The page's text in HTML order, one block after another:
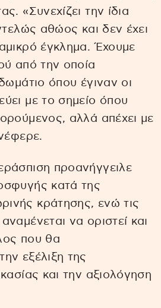
«Συνεχίζει την ίδια
αθώος και δεν έχει
έγκλημα. Έχουμε
από την οποία
όπου έγιναν οι
με το σημείο όπου
αλλά απέχει με
προανήγγειλε
κατά της
κράτησης, ενώ τις
να οριστεί και
που θα
εξέλιξη της
και την αξιολόγηση